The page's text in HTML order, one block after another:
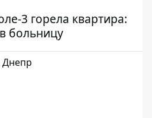
3 горела квартира:
больницу